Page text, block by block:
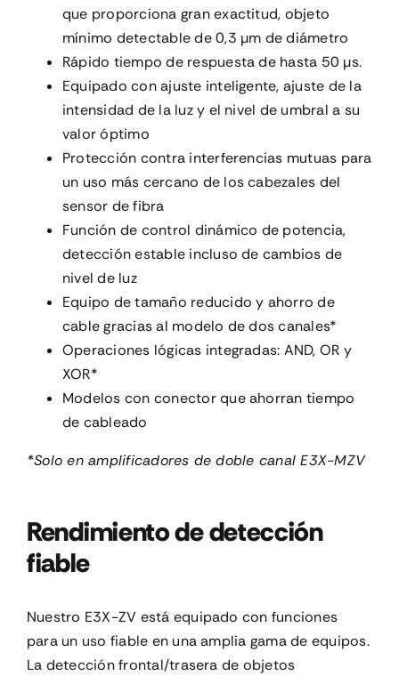
que proporciona gran exactitud, objeto
mínimo detectable de 0,3 µm de diámetro
Rápido tiempo de respuesta de hasta 50 µs.
Equipado con ajuste inteligente, ajuste de la
intensidad de la luz y el nivel de umbral a su
valor óptimo
Protección contra interferencias mutuas para
un uso más cercano de los cabezales del
sensor de fibra
Función de control dinámico de potencia,
detección estable incluso de cambios de
nivel de luz
Equipo de tamaño reducido y ahorro de
cable gracias al modelo de dos canales*
Operaciones lógicas integradas: AND, OR y
XOR*
Modelos con conector que ahorran tiempo
de cableado
*Solo en amplificadores de doble canal E3X-MZV
Rendimiento de detección
fiable
Nuestro E3X-ZV está equipado con funciones
para un uso fiable en una amplia gama de equipos.
La detección frontal/trasera de objetos